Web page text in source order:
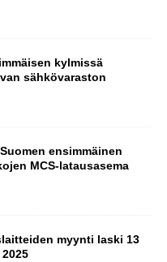
kylmissä
sähkövaraston
ensimmäinen
MCS-latausasema
myynti laski 13